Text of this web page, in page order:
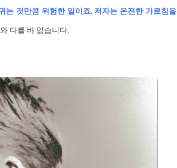
는 것만큼 위험한 일이죠. 저자는 온전한 가르침을
다를 바 없습니다.